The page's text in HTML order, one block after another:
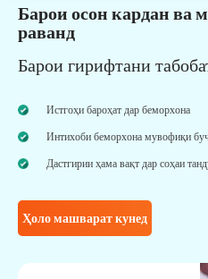
Барои осон кардан ва
раванд
Барои гирифтани
Истгоҳи бароҳат дар беморхона
Интихоби беморхона мувофиқи
Дастгирии ҳама вақт дар соҳаи
Ҳоло машварат кунед